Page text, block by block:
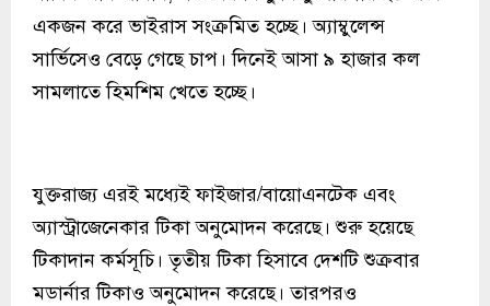
একজন করে ভাইরাস সংক্রমিত হচ্ছে। অ্যাম্বুলেন্স
সার্ভিসেও বেড়ে গেছে চাপ। দিনেই আসা ৯ হাজার কল
সামলাতে হিমশিম খেতে হচ্ছে।
যুক্তরাজ্য এরই মধ্যেই ফাইজার/বায়োএনটেক এবং
অ্যাস্ট্রাজেনেকার টিকা অনুমোদন করেছে। শুরু হয়েছে
টিকাদান কর্মসূচি। তৃতীয় টিকা হিসাবে দেশটি শুক্রবার
মডার্নার টিকাও অনুমোদন করেছে। তারপরও